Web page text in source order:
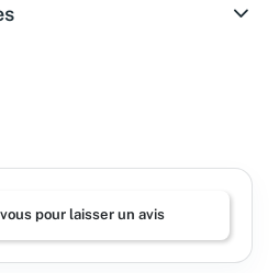
pour laisser un avis